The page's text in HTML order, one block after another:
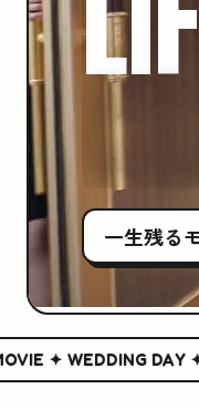
一生残る
WEDDING DAY ✦